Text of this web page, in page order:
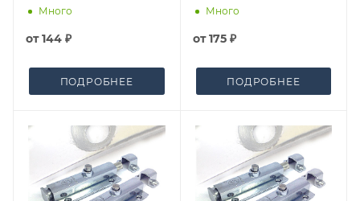
Много
от144 ₽
ПОДРОБНЕЕ
Много
от175 ₽
ПОДРОБНЕЕ